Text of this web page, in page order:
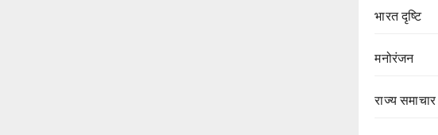
भारत दृष्टि
मनोरंजन
राज्य समाचार